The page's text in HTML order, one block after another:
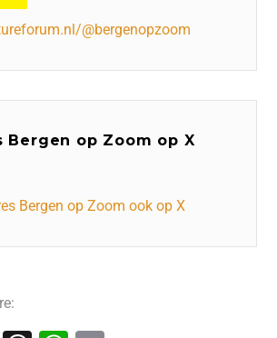
@bergenopzoom
Bergen op Zoom op X
Bergen op Zoom ook op X